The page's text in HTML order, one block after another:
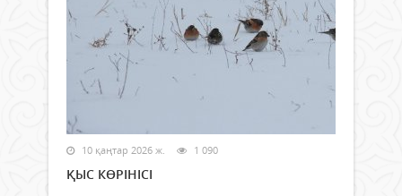
10 қаңтар 2026 ж. 1 090
ҚЫС КӨРІНІСІ